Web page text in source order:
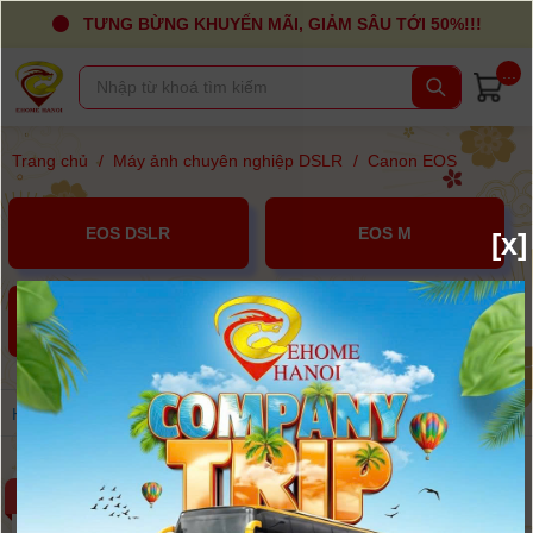
TƯNG BỪNG KHUYẾN MÃI, GIẢM SÂU TỚI 50%!!!
Trang chủ / Máy ảnh chuyên nghiệp DSLR / Canon EOS
EOS DSLR EOS M
Hãng Giá Sắp xếp
-4%
[x]